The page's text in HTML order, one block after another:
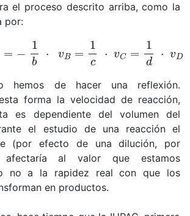
el proceso descrito arriba, como la
por:
b ⋅ v
hemos de hacer una reflexión.
forma la velocidad de reacción,
es dependiente del volumen del
el estudio de una reacción el
(por efecto de una dilución, por
afectaría al valor que estamos
no a la rapidez real con que los
en productos.